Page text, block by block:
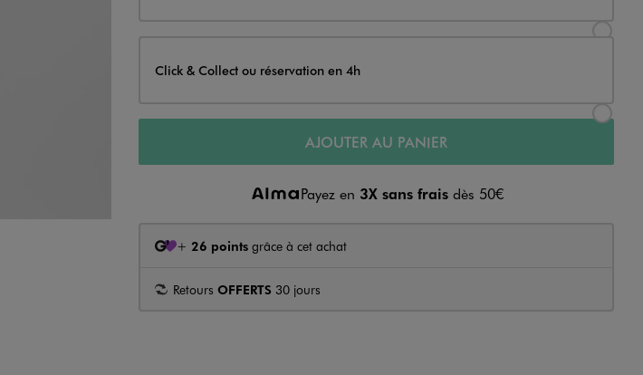
Click & Collect ou réservation en 4h
AJOUTER AU PANIER
Payez en 3X sans fraisdès 50€
+ 26 pointsgrâce à cet achat
Retours OFFERTS 30 jours